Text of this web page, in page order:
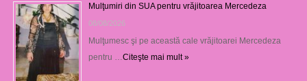
Mulţumiri din SUA pentru vrăjitoarea Mercedeza
08/08/2026
Mulţumesc şi pe această cale vrăjitoarei Mercedeza
pentru … Citeşte mai mult »